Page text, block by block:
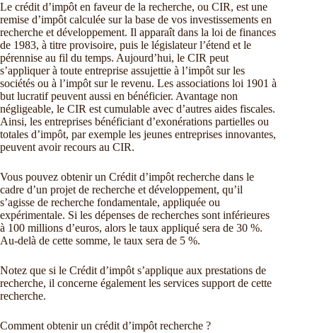
Le crédit d’impôt en faveur de la recherche, ou CIR, est une
remise d’impôt calculée sur la base de vos investissements en
recherche et développement. Il apparaît dans la loi de finances
de 1983, à titre provisoire, puis le législateur l’étend et le
pérennise au fil du temps. Aujourd’hui, le CIR peut
s’appliquer à toute entreprise assujettie à l’impôt sur les
sociétés ou à l’impôt sur le revenu. Les associations loi 1901 à
but lucratif peuvent aussi en bénéficier. Avantage non
négligeable, le CIR est cumulable avec d’autres aides fiscales.
Ainsi, les entreprises bénéficiant d’exonérations partielles ou
totales d’impôt, par exemple les jeunes entreprises innovantes,
peuvent avoir recours au CIR.
Vous pouvez obtenir un Crédit d’impôt recherche dans le
cadre d’un projet de recherche et développement, qu’il
s’agisse de recherche fondamentale, appliquée ou
expérimentale. Si les dépenses de recherches sont inférieures
à 100 millions d’euros, alors le taux appliqué sera de 30 %.
Au-delà de cette somme, le taux sera de 5 %.
Notez que si le Crédit d’impôt s’applique aux prestations de
recherche, il concerne également les services support de cette
recherche.
Comment obtenir un crédit d’impôt recherche ?